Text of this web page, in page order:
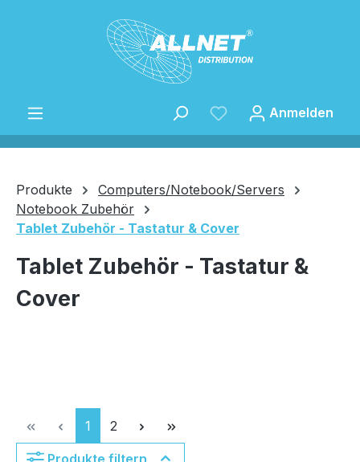
Zum Hauptinhalt springen
Anmelden
Produkte
Computers/Notebook/Servers
Notebook Zubehör
Tablet Zubehör - Tastatur & Cover
Tablet Zubehör - Tastatur &
Cover
Seite
1 Seite
2